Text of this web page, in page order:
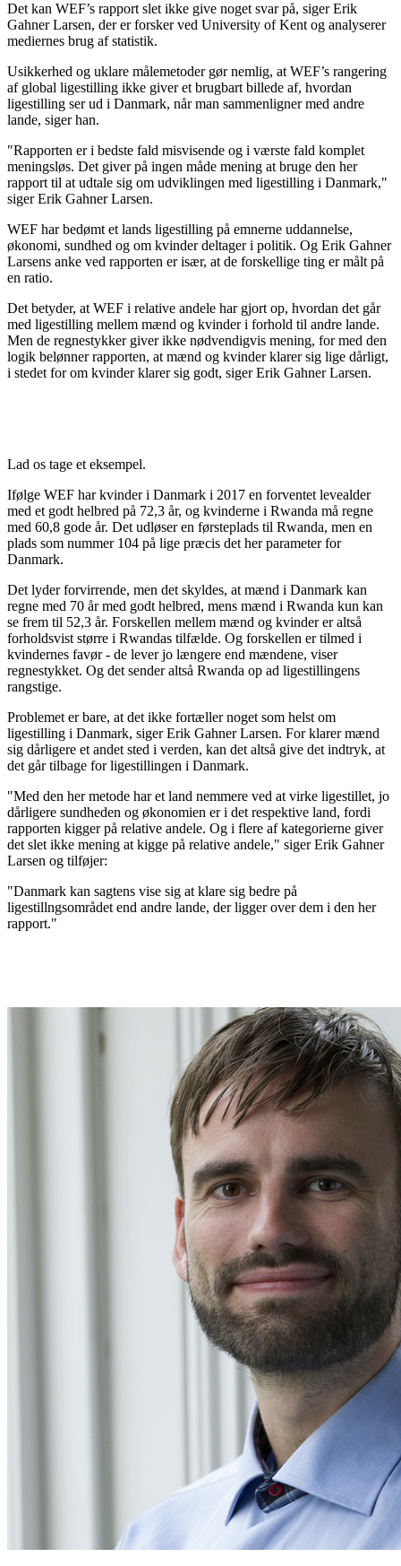
Det kan WEF’s rapport slet ikke give noget svar på, siger Erik
Gahner Larsen, der er forsker ved University of Kent og analyserer
mediernes brug af statistik.
Usikkerhed og uklare målemetoder gør nemlig, at WEF’s rangering
af global ligestilling ikke giver et brugbart billede af, hvordan
ligestilling ser ud i Danmark, når man sammenligner med andre
lande, siger han.
"Rapporten er i bedste fald misvisende og i værste fald komplet
meningsløs. Det giver på ingen måde mening at bruge den her
rapport til at udtale sig om udviklingen med ligestilling i Danmark,"
siger Erik Gahner Larsen.
WEF har bedømt et lands ligestilling på emnerne uddannelse,
økonomi, sundhed og om kvinder deltager i politik. Og Erik Gahner
Larsens anke ved rapporten er især, at de forskellige ting er målt på
en ratio.
Det betyder, at WEF i relative andele har gjort op, hvordan det går
med ligestilling mellem mænd og kvinder i forhold til andre lande.
Men de regnestykker giver ikke nødvendigvis mening, for med den
logik belønner rapporten, at mænd og kvinder klarer sig lige dårligt,
i stedet for om kvinder klarer sig godt, siger Erik Gahner Larsen.
Lad os tage et eksempel.
Ifølge WEF har kvinder i Danmark i 2017 en forventet levealder
med et godt helbred på 72,3 år, og kvinderne i Rwanda må regne
med 60,8 gode år. Det udløser en førsteplads til Rwanda, men en
plads som nummer 104 på lige præcis det her parameter for
Danmark.
Det lyder forvirrende, men det skyldes, at mænd i Danmark kan
regne med 70 år med godt helbred, mens mænd i Rwanda kun kan
se frem til 52,3 år. Forskellen mellem mænd og kvinder er altså
forholdsvist større i Rwandas tilfælde. Og forskellen er tilmed i
kvindernes favør - de lever jo længere end mændene, viser
regnestykket. Og det sender altså Rwanda op ad ligestillingens
rangstige.
Problemet er bare, at det ikke fortæller noget som helst om
ligestilling i Danmark, siger Erik Gahner Larsen. For klarer mænd
sig dårligere et andet sted i verden, kan det altså give det indtryk, at
det går tilbage for ligestillingen i Danmark.
"Med den her metode har et land nemmere ved at virke ligestillet, jo
dårligere sundheden og økonomien er i det respektive land, fordi
rapporten kigger på relative andele. Og i flere af kategorierne giver
det slet ikke mening at kigge på relative andele," siger Erik Gahner
Larsen og tilføjer:
"Danmark kan sagtens vise sig at klare sig bedre på
ligestillngsområdet end andre lande, der ligger over dem i den her
rapport."